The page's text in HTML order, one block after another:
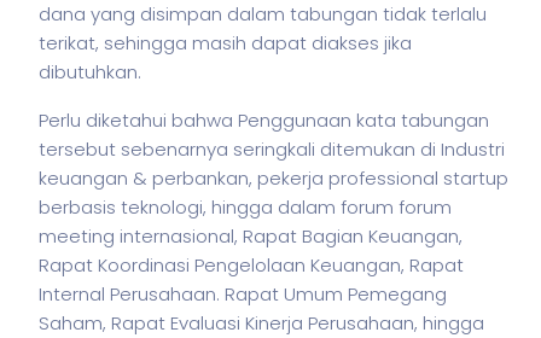
dana yang disimpan dalam tabungan tidak terlalu
terikat, sehingga masih dapat diakses jika
dibutuhkan.
Perlu diketahui bahwa Penggunaan kata tabungan
tersebut sebenarnya seringkali ditemukan di Industri
keuangan & perbankan, pekerja professional startup
berbasis teknologi, hingga dalam forum forum
meeting internasional, Rapat Bagian Keuangan,
Rapat Koordinasi Pengelolaan Keuangan, Rapat
Internal Perusahaan. Rapat Umum Pemegang
Saham, Rapat Evaluasi Kinerja Perusahaan, hingga